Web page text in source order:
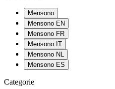
Mensono
Mensono EN
Mensono FR
Mensono IT
Mensono NL
Mensono ES
Categorie